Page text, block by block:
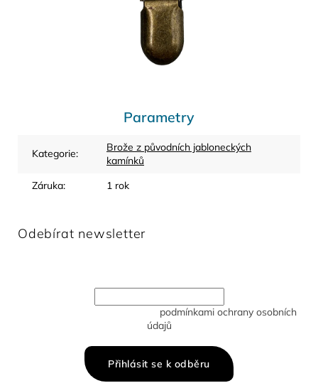
Parametry
Kategorie:
Brože z původních jabloneckých
kamínků
Záruka: 1 rok
Odebírat newsletter
podmínkami ochrany osobních
údajů
Přihlásit se k odběru